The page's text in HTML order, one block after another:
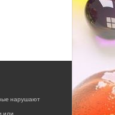
нарушают
или